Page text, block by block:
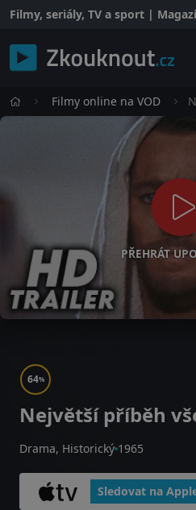
Filmy, seriály, TV a sport |
Filmy online na VOD
PŘEHRÁT
64%
Největší příběh
Drama, Historický 1965
Sledovat na